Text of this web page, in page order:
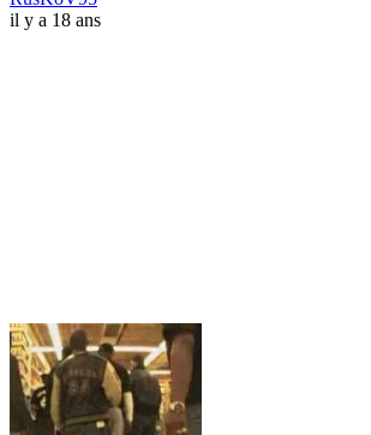
il y a 18 ans